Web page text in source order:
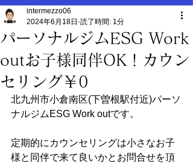
パーソナルジムESG Work
outお子様同伴OK！カウン
セリング￥0
intermezzo06
2024年6月18日 読了時間: 1分
北九州市小倉南区(下曽根駅付近)パーソ
ナルジムESG Work outです。
定期的にカウンセリングは小さなお子
様と同伴で来て良いかとお問合せを頂